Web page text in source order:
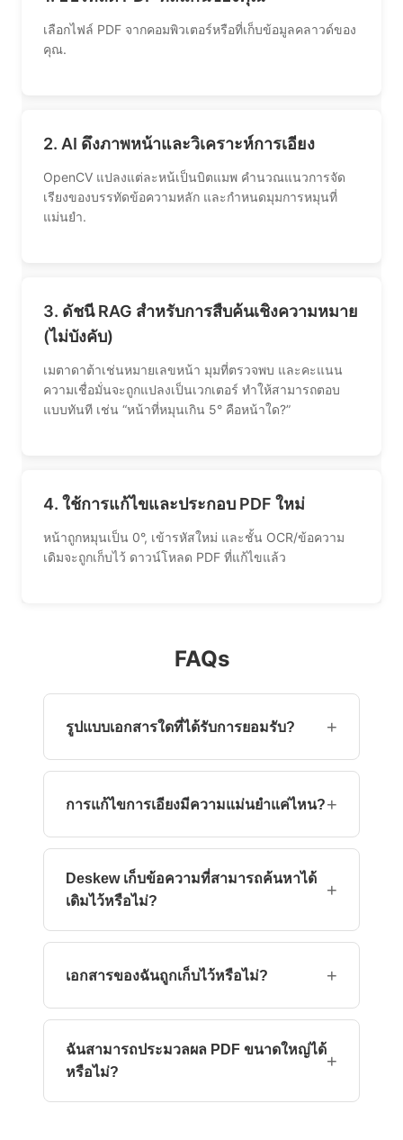
เลือกไฟล์ PDF จากคอมพิวเตอร์หรือที่เก็บข้อมูลคลาวด์ของ
คุณ.
2. AI ดึงภาพหน้าและวิเคราะห์การเอียง
OpenCV แปลงแต่ละหน้เป็นบิตแมพ คำนวณแนวการจัด
เรียงของบรรทัดข้อความหลัก และกำหนดมุมการหมุนที่
แม่นยำ.
3. ดัชนี RAG สำหรับการสืบค้นเชิงความหมาย
(ไม่บังคับ)
เมตาดาต้าเช่นหมายเลขหน้า มุมที่ตรวจพบ และคะแนน
ความเชื่อมั่นจะถูกแปลงเป็นเวกเตอร์ ทำให้สามารถตอบ
แบบทันที เช่น “หน้าที่หมุนเกิน 5° คือหน้าใด?”
4. ใช้การแก้ไขและประกอบ PDF ใหม่
หน้าถูกหมุนเป็น 0°, เข้ารหัสใหม่ และชั้น OCR/ข้อความ
เดิมจะถูกเก็บไว้ ดาวน์โหลด PDF ที่แก้ไขแล้ว
FAQs
รูปแบบเอกสารใดที่ได้รับการยอมรับ? +
ไฟล์ PDF มาตรฐาน (รวมถึง PDF ที่เข้ารหัสด้วย
โหลดเป็น PDF หน้าเดียวได้
การแก้ไขการเอียงมีความแม่นยำแค่ไหน?+
OpenCV คำนวณการหมุนด้วยความแม่นยำระดับ
ส่วนขององศา (±0.1°) ส่วนใหญ่ของการสแกนจะ
ถูกแก้ไขให้ตรงกับการจัดตำแหน่งที่สมบูรณ์ภายใน
±0.2°
Deskew เก็บข้อความที่สามารถค้นหาได้
เดิมไว้หรือไม่?
+
ใช่ เครื่องมือนี้จะหมุนชั้นภาพในขณะที่รักษาชั้น
ค้นหาได้.
เอกสารของฉันถูกเก็บไว้หรือไม่? +
ไฟล์จะถูกประมวลผลในหน่วยความจำและลบทันที
การฝึกโมเดล.
ฉันสามารถประมวลผล PDF ขนาดใหญ่ได้
หรือไม่?
+